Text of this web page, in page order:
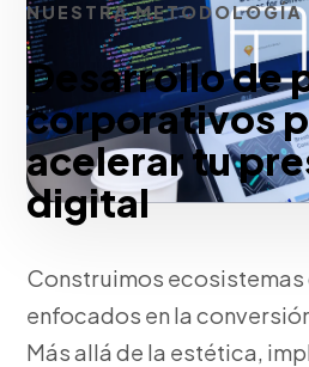
NUESTRA METODOLOGÍA
Desarrollo de
corporativos
acelerar tu
digital
Construimos
enfocados en la
Más allá de la estética,